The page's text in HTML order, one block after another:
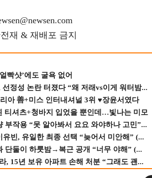
재 & 재배포 금지
빡샷’에도 굴욕 없어
정성 논란 터졌다 “왜 저래vs이게 워터밤...
아 善+미스 인터내셔널 3위 ♥장윤서였다
티셔츠+청바지 입었을 뿐인데…빛나는 미모
작용 “못 알아봐서 요요 와야하나 고민”...
빈, 유일한 최종 선택 “늦어서 미안해” (...
단둘이 하룻밤→복근 공개 “너무 야해” (...
, 15년 보유 아파트 손해 처분 “그래도 괜...